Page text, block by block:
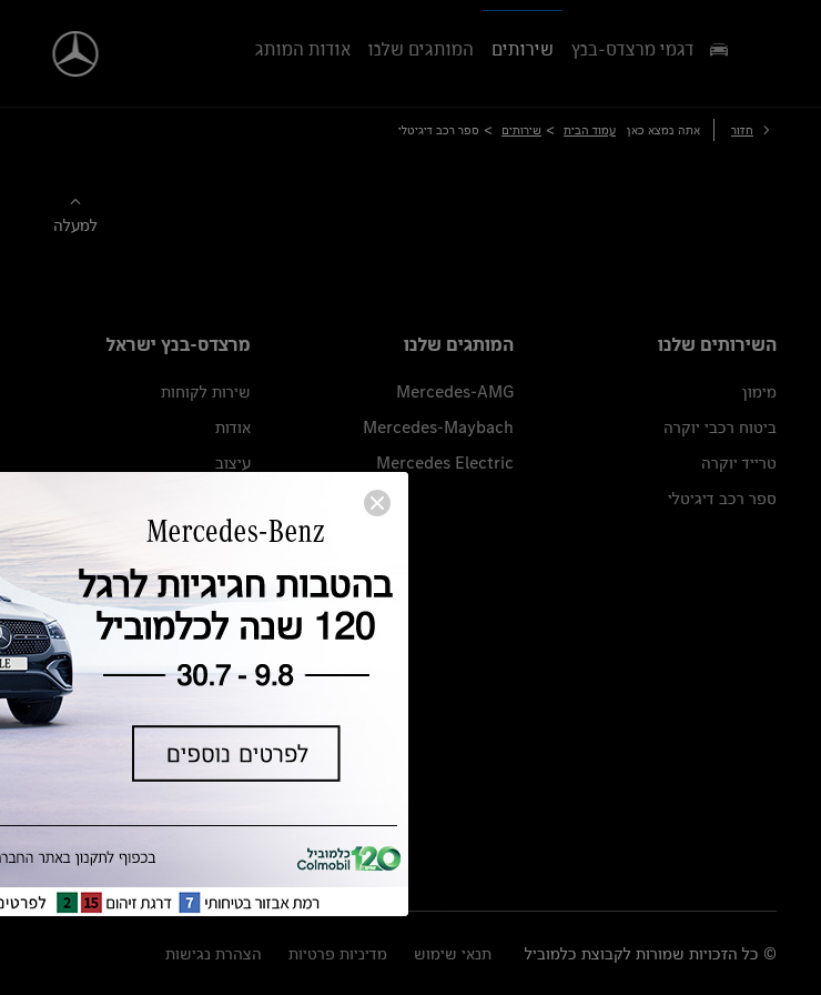
דגמי מרצדס-בנץ שירותים המותגים שלנו אודות המותג
חזור אתה נמצא כאן עמוד הבית > שירותים > ספר רכב דיגיטלי
למעלה
השירותים שלנו
מימון
ביטוח רכבי יוקרה
טרייד יוקרה
ספר רכב דיגיטלי
המותגים שלנו
Mercedes-AMG
Mercedes-Maybach
Mercedes Electric
מרצדס-בנץ ישראל
שירות לקוחות
אודות
עיצוב
מגזין מרצדס-בנץ
ספרי רכב מרצדס-בנץ
נתוני זיהום אוויר וצריכת דלק וחשמל
נתוני תווית צמיגים
מחירון חלפים
הודעה על הטבות לרכבי מרצדס בהסדר
© כל הזכויות שמורות לקבוצת כלמוביל תנאי שימוש מדיניות פרטיות הצהרת נגישות